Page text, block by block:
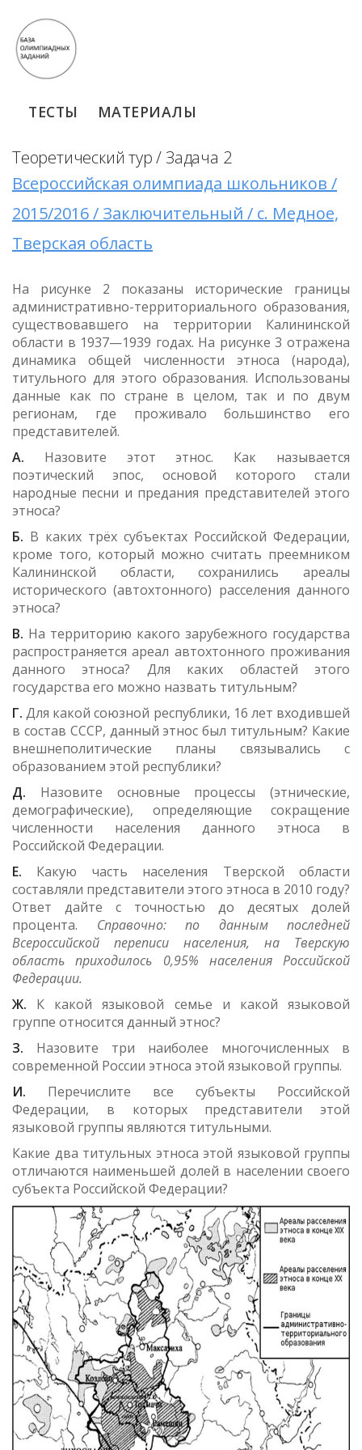
ТЕСТЫ МАТЕРИАЛЫ
Теоретический тур / Задача 2
Всероссийская олимпиада школьников /
2015/2016 / Заключительный / с. Медное,
Тверская область
На рисунке 2 показаны исторические границы
административно-территориального образования,
существовавшего на территории Калининской
области в 1937—1939 годах. На рисунке 3 отражена
динамика общей численности этноса (народа),
титульного для этого образования. Использованы
данные как по стране в целом, так и по двум
регионам, где проживало большинство его
представителей.
А. Назовите этот этнос. Как называется
поэтический эпос, основой которого стали
народные песни и предания представителей этого
этноса?
Б. В каких трёх субъектах Российской Федерации,
кроме того, который можно считать преемником
Калининской области, сохранились ареалы
исторического (автохтонного) расселения данного
этноса?
В. На территорию какого зарубежного государства
распространяется ареал автохтонного проживания
данного этноса? Для каких областей этого
государства его можно назвать титульным?
Г. Для какой союзной республики, 16 лет входившей
в состав СССР, данный этнос был титульным? Какие
внешнеполитические планы связывались с
образованием этой республики?
Д. Назовите основные процессы (этнические,
демографические), определяющие сокращение
численности населения данного этноса в
Российской Федерации.
Е. Какую часть населения Тверской области
составляли представители этого этноса в 2010 году?
Ответ дайте с точностью до десятых долей
процента. Справочно: по данным последней
Всероссийской переписи населения, на Тверскую
область приходилось 0,95% населения Российской
Федерации.
Ж. К какой языковой семье и какой языковой
группе относится данный этнос?
З. Назовите три наиболее многочисленных в
современной России этноса этой языковой группы.
И. Перечислите все субъекты Российской
Федерации, в которых представители этой
языковой группы являются титульными.
Какие два титульных этноса этой языковой группы
отличаются наименьшей долей в населении своего
субъекта Российской Федерации?